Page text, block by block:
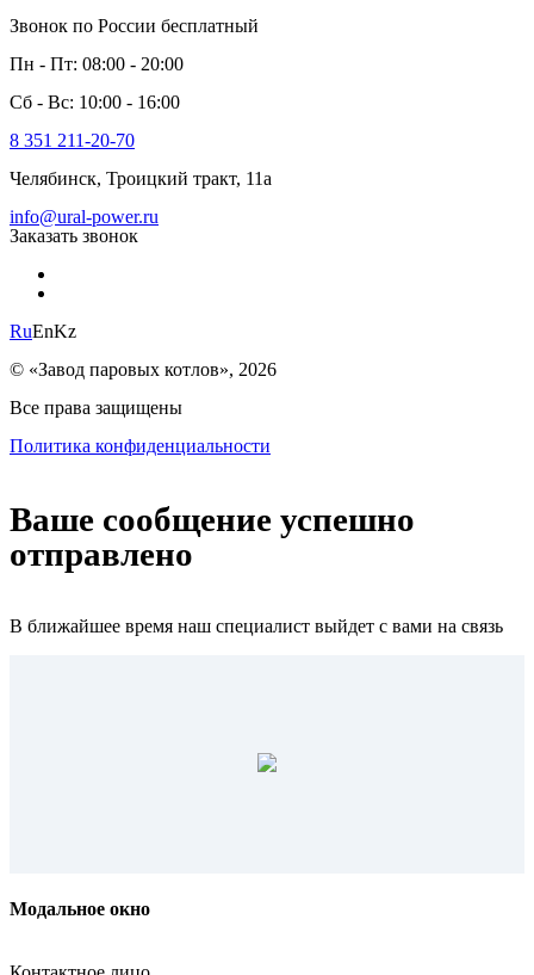
Звонок по России бесплатный
Пн - Пт: 08:00 - 20:00
Сб - Вс: 10:00 - 16:00
8 351 211-20-70
Челябинск, Троицкий тракт, 11а
info@ural-power.ru
Заказать звонок
RuEnKz
© «Завод паровых котлов», 2026
Все права защищены
Политика конфиденциальности
Ваше сообщение успешно
отправлено
В ближайшее время наш специалист выйдет с вами на связь
Модальное окно